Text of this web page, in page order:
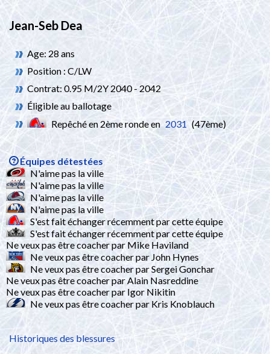
Jean-Seb Dea
Age: 28 ans
Position : C/LW
Contrat: 0.95 M/2Y 2040 - 2042
Éligible au ballotage
Repêché en 2ème ronde en 2031 (47ème)
Équipes détestées
N'aime pas la ville
N'aime pas la ville
N'aime pas la ville
N'aime pas la ville
S'est fait échanger récemment par cette équipe
S'est fait échanger récemment par cette équipe
Ne veux pas être coacher par Mike Haviland
Ne veux pas être coacher par John Hynes
Ne veux pas être coacher par Sergei Gonchar
Ne veux pas être coacher par Alain Nasreddine
Ne veux pas être coacher par Igor Nikitin
Ne veux pas être coacher par Kris Knoblauch
Historiques des blessures